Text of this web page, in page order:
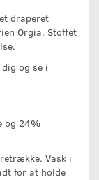
draperet
Orgia. Stoffet
og se i
og 24%
Vask i
for at holde